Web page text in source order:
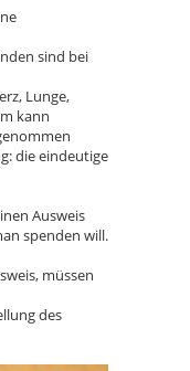
sind bei
Lunge,
kann
die eindeutige
Ausweis
spenden will.
müssen
des